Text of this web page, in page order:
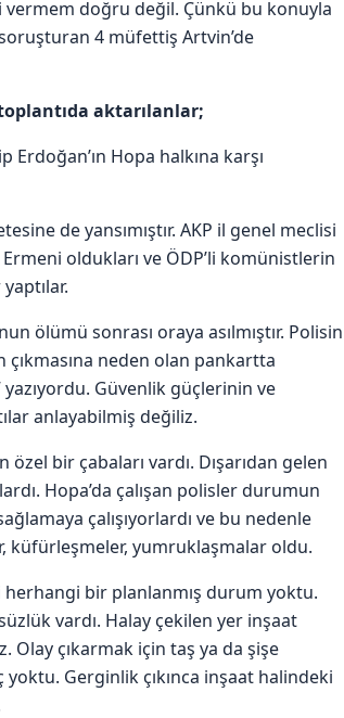
vermem doğru değil. Çünkü bu konuyla
4 müfettiş Artvin’de
aktarılanlar;
Hopa halkına karşı
de yansımıştır. AKP il genel meclisi
oldukları ve ÖDP’li komünistlerin
ölümü sonrası oraya asılmıştır. Polisin
neden olan pankartta
yazıyordu. Güvenlik güçlerinin ve
anlayabilmiş değiliz.
bir çabaları vardı. Dışarıdan gelen
Hopa’da çalışan polisler durumun
çalışıyorlardı ve bu nedenle
küfürleşmeler, yumruklaşmalar oldu.
herhangi bir planlanmış durum yoktu.
vardı. Halay çekilen yer inşaat
Olay çıkarmak için taş ya da şişe
Gerginlik çıkınca inşaat halindeki